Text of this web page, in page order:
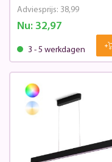
Nu:32,97
Adviesprijs: 38,99
3 - 5 werkdagen